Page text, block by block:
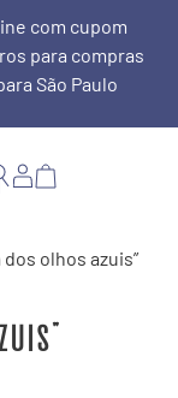
com cupom
para compras
São Paulo
dos olhos azuis”